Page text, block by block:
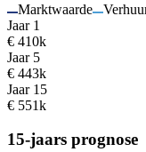
Marktwaarde
Jaar 1
€ 410k
Jaar 5
€ 443k
Jaar 15
€ 551k
15-jaars prognose